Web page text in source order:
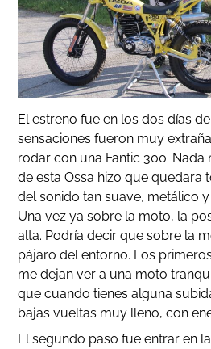
El estreno fue en los dos días
sensaciones fueron muy
rodar con una Fantic 300.
de esta Ossa hizo que quedara
del sonido tan suave, metálico
Una vez ya sobre la moto, la
alta. Podría decir que sobre la
pájaro del entorno. Los
me dejan ver a una moto
que cuando tienes alguna
bajas vueltas muy lleno, con
El segundo paso fue entrar en